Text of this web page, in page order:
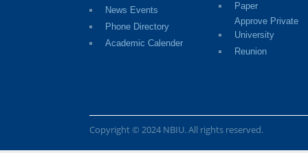
News Events
Phone Directory
Academic Calender
Paper
Approve Private
University
Reunion
Copyright © 2024 NBIU. All rights reserved.